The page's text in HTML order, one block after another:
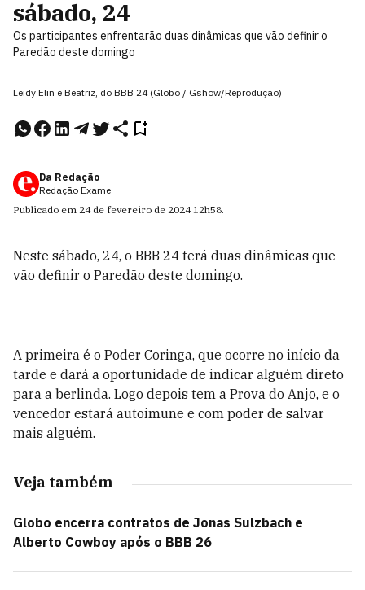
sábado, 24
Os participantes enfrentarão duas dinâmicas que vão definir o
Paredão deste domingo
Leidy Elin e Beatriz, do BBB 24 (Globo / Gshow/Reprodução)
Da Redação
Redação Exame
Publicado em 24 de fevereiro de 2024 12h58.
Neste sábado, 24, o BBB 24 terá duas dinâmicas que
vão definir o Paredão deste domingo.
A primeira é o Poder Coringa, que ocorre no início da
tarde e dará a oportunidade de indicar alguém direto
para a berlinda. Logo depois tem a Prova do Anjo, e o
vencedor estará autoimune e com poder de salvar
mais alguém.
Veja também
Globo encerra contratos de Jonas Sulzbach e
Alberto Cowboy após o BBB 26